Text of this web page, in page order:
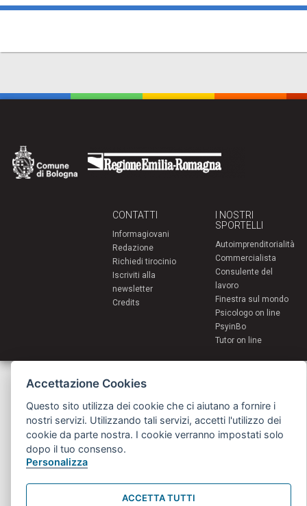
CONTATTI
Informagiovani
Redazione
Richiedi tirocinio
Iscriviti alla
newsletter
Credits
I NOSTRI
SPORTELLI
Autoimprenditorialità
Commercialista
Consulente del
lavoro
Finestra sul mondo
Psicologo on line
PsyinBo
Tutor on line
Comune di Bologna | Piazza Maggiore 6 - 40124 Bologna
Accettazione Cookies
Questo sito utilizza dei cookie che ci aiutano a fornire i
nostri servizi. Utilizzando tali servizi, accetti l'utilizzo dei
cookie da parte nostra. I cookie verranno impostati solo
dopo il tuo consenso.
Personalizza
ACCETTA TUTTI